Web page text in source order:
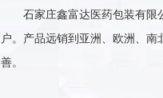
石家庄鑫富达医药包装有限
户。产品远销到亚洲、欧洲、
善。